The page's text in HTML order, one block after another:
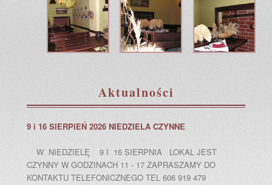
Aktualności
9 i 16 SIERPIEŃ 2026 NIEDZIELA CZYNNE
W NIEDZIELĘ 9 I 16 SIERPNIA LOKAL JEST
CZYNNY W GODZINACH 11 - 17 ZAPRASZAMY DO
KONTAKTU TELEFONICZNEGO TEL 606 919 479